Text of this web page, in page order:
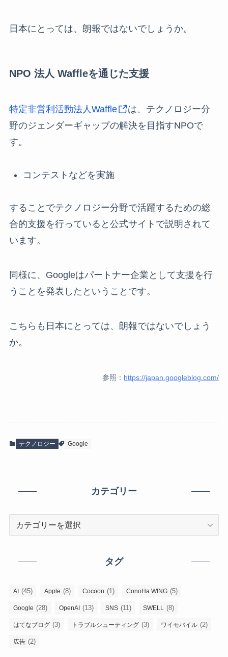
日本にとっては、朗報ではないでしょうか。
NPO 法人 Waffleを通じた支援
特定非営利活動法人Waffle
は、テクノロジー分
野のジェンダーギャップの解決を目指すNPOで
す。
コンテストなどを実施
することでテクノロジー分野で活躍するための総
合的支援を行っていると公式サイトで説明されて
います。
同様に、Googleはパートナー企業として支援を行
うことを発表したということです。
こちらも日本にとっては、朗報ではないでしょう
か。
参照： https://japan.googleblog.com/
テクノロジー Google
カテゴリー
タグ
AI (45) Apple (8) Cocoon (1) ConoHa WING (5)
Google (28) OpenAI (13) SNS (11) SWELL (8)
はてなブログ (3) トラブルシューティング (3) ワイモバイル (2)
広告 (2)